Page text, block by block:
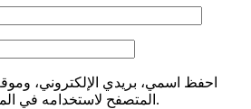
احفظ اسمي، بريدي الإلكتروني،
المتصفح لاستخدامه في المرة المقبلة التي أعلق فيها.